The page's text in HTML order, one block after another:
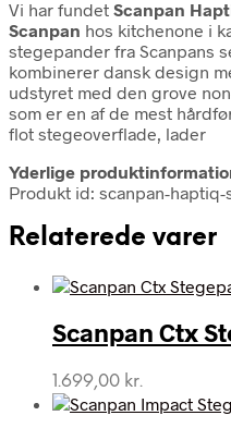
Vi har fundet Scanpan
Scanpan hos kitchenone i
stegepander fra Scanpans
kombinerer dansk design
udstyret med den grove
som er en af de mest
flot stegeoverflade, lader
Yderlige
Produkt id: scanpan-
Relaterede varer
Scanpan Ctx
1.699,00 kr.